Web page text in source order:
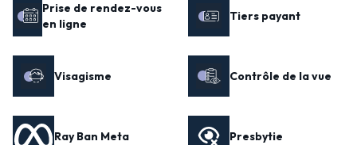
Prise de rendez-vous
en ligne
Tiers payant
Visagisme Contrôle de la vue
Ray Ban Meta Presbytie